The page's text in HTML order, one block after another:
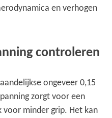
en verhogen
controleren
ongeveer 0,15
zorgt voor een
voor minder grip. Het kan